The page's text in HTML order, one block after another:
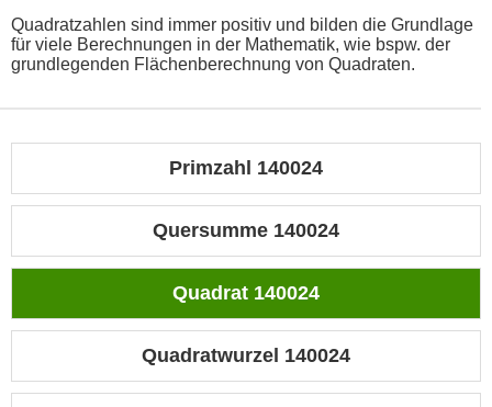
Quadratzahlen sind immer positiv und bilden die Grundlage
für viele Berechnungen in der Mathematik, wie bspw. der
grundlegenden Flächenberechnung von Quadraten.
Primzahl 140024
Quersumme 140024
Quadrat 140024
Quadratwurzel 140024